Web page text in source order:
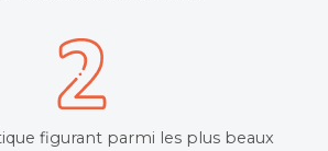
figurant parmi les plus beaux